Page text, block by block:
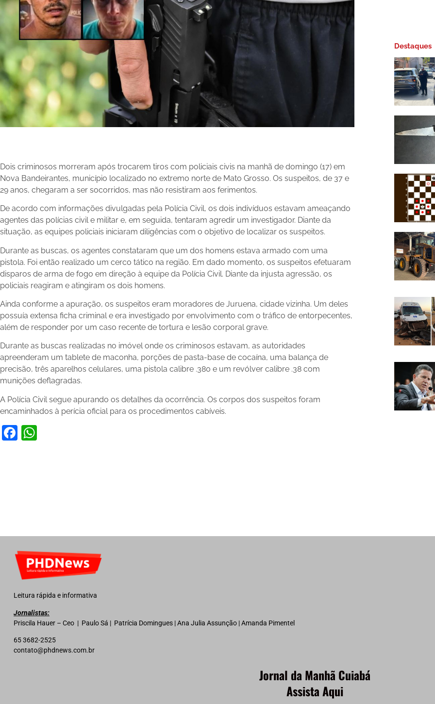
Dois criminosos morreram após trocarem tiros com policiais civis na manhã de domingo (17) em
Nova Bandeirantes, município localizado no extremo norte de Mato Grosso. Os suspeitos, de 37 e
29 anos, chegaram a ser socorridos, mas não resistiram aos ferimentos.
De acordo com informações divulgadas pela Polícia Civil, os dois indivíduos estavam ameaçando
agentes das polícias civil e militar e, em seguida, tentaram agredir um investigador. Diante da
situação, as equipes policiais iniciaram diligências com o objetivo de localizar os suspeitos.
Durante as buscas, os agentes constataram que um dos homens estava armado com uma
pistola. Foi então realizado um cerco tático na região. Em dado momento, os suspeitos efetuaram
disparos de arma de fogo em direção à equipe da Polícia Civil. Diante da injusta agressão, os
policiais reagiram e atingiram os dois homens.
Ainda conforme a apuração, os suspeitos eram moradores de Juruena, cidade vizinha. Um deles
possuía extensa ficha criminal e era investigado por envolvimento com o tráfico de entorpecentes,
além de responder por um caso recente de tortura e lesão corporal grave.
Durante as buscas realizadas no imóvel onde os criminosos estavam, as autoridades
apreenderam um tablete de maconha, porções de pasta-base de cocaína, uma balança de
precisão, três aparelhos celulares, uma pistola calibre .380 e um revólver calibre .38 com
munições deflagradas.
A Polícia Civil segue apurando os detalhes da ocorrência. Os corpos dos suspeitos foram
encaminhados à perícia oficial para os procedimentos cabíveis.
Facebook
Destaques
Leitura rápida e informativa
Jornalistas:
Priscila Hauer – Ceo | Paulo Sá | Patrícia Domingues | Ana Julia Assunção | Amanda Pimentel
65 3682-2525
contato@phdnews.com.br
Jornal da Manhã Cuiabá
Assista Aqui